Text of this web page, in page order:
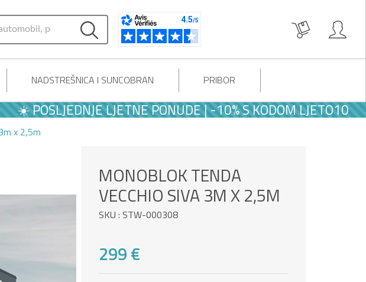
NADSTREŠNICA I SUNCOBRAN PRIBOR
LJETNE PONUDE | -10% S KODOM LJETO10
x 2,5m
MONOBLOK TENDA
VECCHIO SIVA 3M X 2,5M
SKU : STW-000308
299 €